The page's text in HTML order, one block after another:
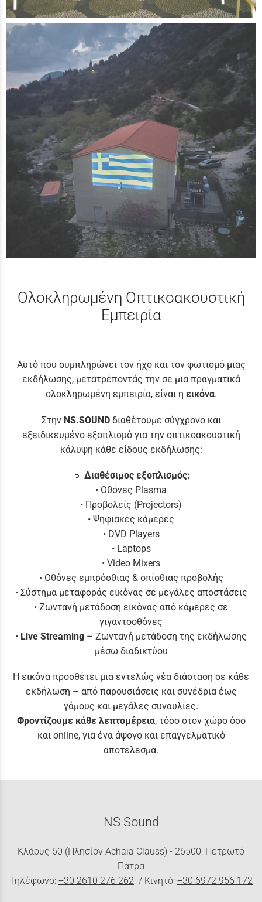
Ολοκληρωμένη Οπτικοακουστική
Εμπειρία
Αυτό που συμπληρώνει τον ήχο και τον φωτισμό μιας
εκδήλωσης, μετατρέποντάς την σε μια πραγματικά
ολοκληρωμένη εμπειρία, είναι η εικόνα.
Στην NS.SOUNDδιαθέτουμε σύγχρονο και
εξειδικευμένο εξοπλισμό για την οπτικοακουστική
κάλυψη κάθε είδους εκδήλωσης:
🔹 Διαθέσιμος εξοπλισμός:
• Οθόνες Plasma
• Προβολείς (Projectors)
• Ψηφιακές κάμερες
• DVD Players
• Laptops
• Video Mixers
• Οθόνες εμπρόσθιας & οπίσθιας προβολής
• Σύστημα μεταφοράς εικόνας σε μεγάλες αποστάσεις
• Ζωντανή μετάδοση εικόνας από κάμερες σε
γιγαντοοθόνες
• Live Streaming – Ζωντανή μετάδοση της εκδήλωσης
μέσω διαδικτύου
Η εικόνα προσθέτει μια εντελώς νέα διάσταση σε κάθε
εκδήλωση – από παρουσιάσεις και συνέδρια έως
γάμους και μεγάλες συναυλίες.
Φροντίζουμε κάθε λεπτομέρεια, τόσο στον χώρο όσο
και online, για ένα άψογο και επαγγελματικό
αποτέλεσμα.
NS Sound
Κλάους 60 (Πλησίον Achaia Clauss) - 26500, Πετρωτό
Πάτρα
Τηλέφωνο: +30 2610 276 262 / Κινητό: +30 6972 956 172